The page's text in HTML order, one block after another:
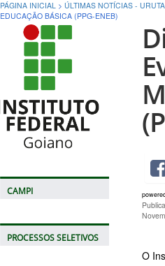
PÁGINA INICIAL > ÚLTIMAS NOTÍCIAS -
EDUCAÇÃO BÁSICA (PPG-ENEB)
CAMPI
PROCESSOS SELETIVOS
O